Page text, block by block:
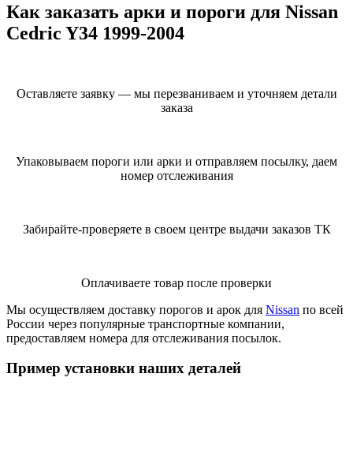
Как заказать арки и пороги для Nissan
Cedric Y34 1999-2004
Оставляете заявку — мы перезваниваем и уточняем детали
заказа
Упаковываем пороги или арки и отправляем посылку, даем
номер отслеживания
Забирайте-проверяете в своем центре выдачи заказов ТК
Оплачиваете товар после проверки
Мы осуществляем доставку порогов и арок для Nissan по всей
России через популярные транспортные компании,
предоставляем номера для отслеживания посылок.
Пример установки наших деталей